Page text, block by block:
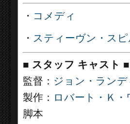
・ コメディ
・ スティーヴン・ス
■ スタッフ キャスト ■
監督： ジョン・ランデ
製作： ロバート・Ｋ・
脚本